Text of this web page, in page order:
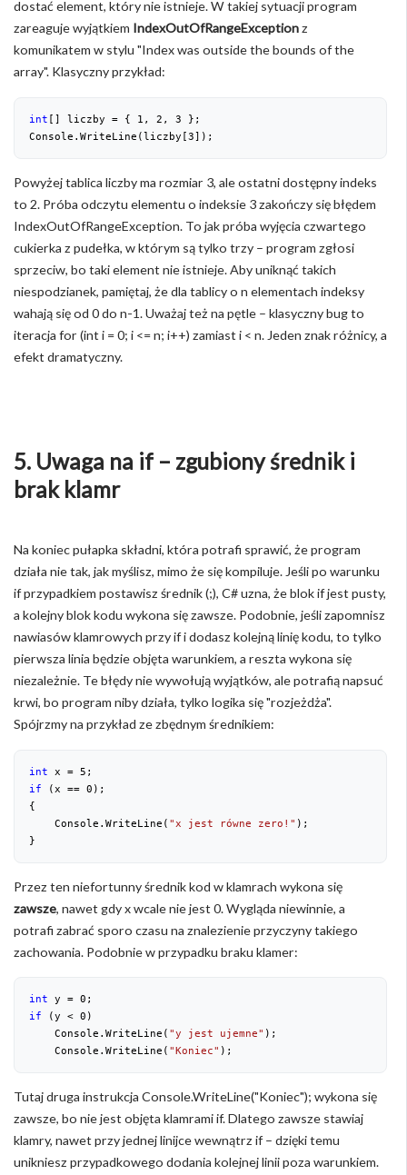
dostać element, który nie istnieje. W takiej sytuacji program
zareaguje wyjątkiem IndexOutOfRangeExceptionz
komunikatem w stylu "Index was outside the bounds of the
array". Klasyczny przykład:
int [] liczby = { 1 , 2 , 3 };
Console.WriteLine(liczby[3]);
Powyżej tablica liczby ma rozmiar 3, ale ostatni dostępny indeks
to 2. Próba odczytu elementu o indeksie 3 zakończy się błędem
IndexOutOfRangeException. To jak próba wyjęcia czwartego
cukierka z pudełka, w którym są tylko trzy – program zgłosi
sprzeciw, bo taki element nie istnieje. Aby uniknąć takich
niespodzianek, pamiętaj, że dla tablicy o n elementach indeksy
wahają się od 0 do n-1. Uważaj też na pętle – klasyczny bug to
iteracja for (int i = 0; i <= n; i++) zamiast i < n. Jeden znak różnicy, a
efekt dramatyczny.
5. Uwaga na if – zgubiony średnik i
brak klamr
Na koniec pułapka składni, która potrafi sprawić, że program
działa nie tak, jak myślisz, mimo że się kompiluje. Jeśli po warunku
if przypadkiem postawisz średnik (;), C# uzna, że blok if jest pusty,
a kolejny blok kodu wykona się zawsze. Podobnie, jeśli zapomnisz
nawiasów klamrowych przy if i dodasz kolejną linię kodu, to tylko
pierwsza linia będzie objęta warunkiem, a reszta wykona się
niezależnie. Te błędy nie wywołują wyjątków, ale potrafią napsuć
krwi, bo program niby działa, tylko logika się "rozjeżdża".
Spójrzmy na przykład ze zbędnym średnikiem:
int x = 5 ;
if (x == 0 );
{
    Console.WriteLine(
"x jest równe zero!" );
}
Przez ten niefortunny średnik kod w klamrach wykona się
zawsze, nawet gdy x wcale nie jest 0. Wygląda niewinnie, a
potrafi zabrać sporo czasu na znalezienie przyczyny takiego
zachowania. Podobnie w przypadku braku klamer:
int y = 0 ;
if (y < 0 )
    Console.WriteLine(
"y jest ujemne" );
    Console.WriteLine(
"Koniec" );
Tutaj druga instrukcja Console.WriteLine("Koniec"); wykona się
zawsze, bo nie jest objęta klamrami if. Dlatego zawsze stawiaj
klamry, nawet przy jednej linijce wewnątrz if – dzięki temu
unikniesz przypadkowego dodania kolejnej linii poza warunkiem.